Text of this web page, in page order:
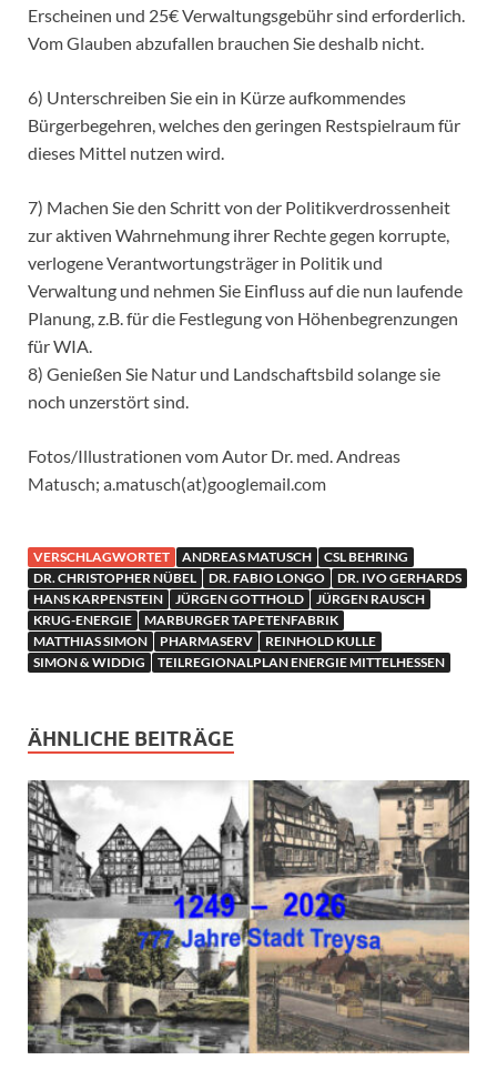
Erscheinen und 25€ Verwaltungsgebühr sind erforderlich.
Vom Glauben abzufallen brauchen Sie deshalb nicht.
6) Unterschreiben Sie ein in Kürze aufkommendes
Bürgerbegehren, welches den geringen Restspielraum für
dieses Mittel nutzen wird.
7) Machen Sie den Schritt von der Politikverdrossenheit
zur aktiven Wahrnehmung ihrer Rechte gegen korrupte,
verlogene Verantwortungsträger in Politik und
Verwaltung und nehmen Sie Einfluss auf die nun laufende
Planung, z.B. für die Festlegung von Höhenbegrenzungen
für WIA.
8) Genießen Sie Natur und Landschaftsbild solange sie
noch unzerstört sind.
Fotos/Illustrationen vom Autor Dr. med. Andreas
Matusch; a.matusch(at)googlemail.com
VERSCHLAGWORTET ANDREAS MATUSCH
CSL BEHRING
DR. CHRISTOPHER NÜBEL
DR. FABIO LONGO
DR. IVO GERHARDS
HANS KARPENSTEIN
JÜRGEN GOTTHOLD
JÜRGEN RAUSCH
KRUG-ENERGIE
MARBURGER TAPETENFABRIK
MATTHIAS SIMON
PHARMASERV
REINHOLD KULLE
SIMON & WIDDIG
TEILREGIONALPLAN ENERGIE MITTELHESSEN
ÄHNLICHE BEITRÄGE